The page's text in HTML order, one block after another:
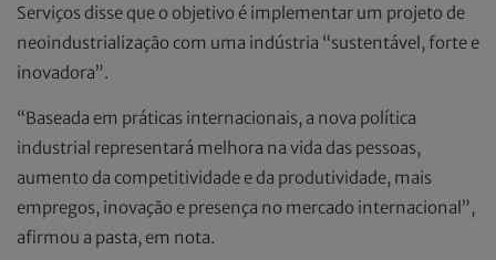
Serviços disse que o objetivo é implementar um projeto de
neoindustrialização com uma indústria “sustentável, forte e
inovadora”.
“Baseada em práticas internacionais, a nova política
industrial representará melhora na vida das pessoas,
aumento da competitividade e da produtividade, mais
empregos, inovação e presença no mercado internacional”,
afirmou a pasta, em nota.